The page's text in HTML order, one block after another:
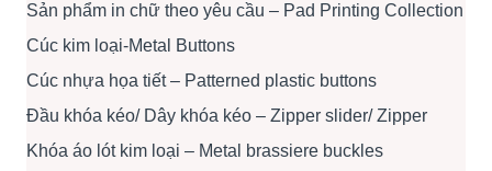
Sản phẩm in chữ theo yêu cầu – Pad Printing Collection
Cúc kim loại-Metal Buttons
Cúc nhựa họa tiết – Patterned plastic buttons
Đầu khóa kéo/ Dây khóa kéo – Zipper slider/ Zipper
Khóa áo lót kim loại – Metal brassiere buckles